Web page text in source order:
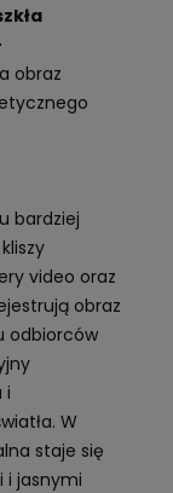
obraz
bardziej
video oraz
obraz
odbiorców
i
W
staje się
i jasnymi